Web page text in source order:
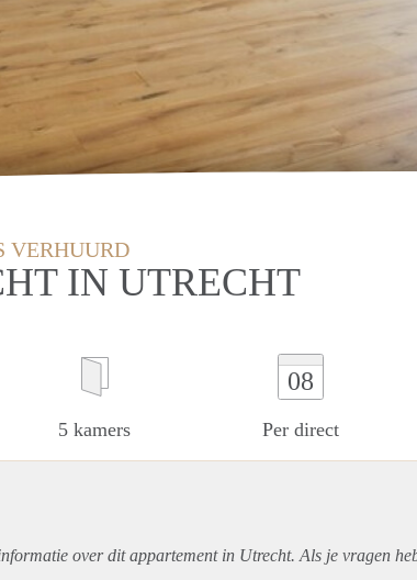
VERHUURD
IN UTRECHT
5 kamers
08
Per direct
over ditappartementin Utrecht. Als je vragen